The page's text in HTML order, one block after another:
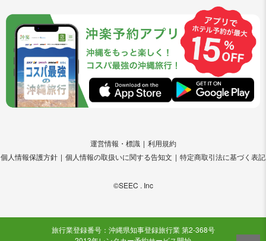
運営情報・標識
利用規約
個人情報保護方針
個人情報の取扱いに関する告知文 特定商取引法に基づく表記
©SEEC . Inc
旅行業登録番号：沖縄県知事登録旅行業 第2-368号